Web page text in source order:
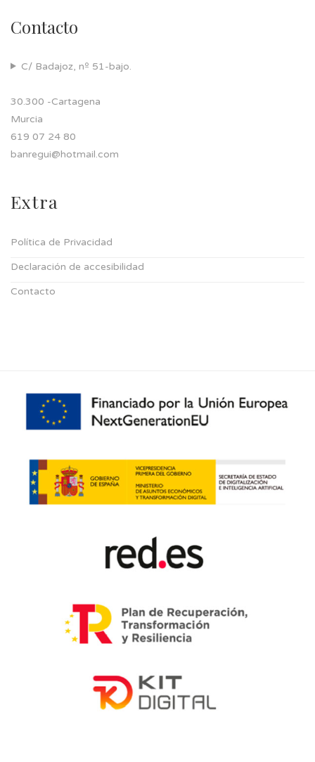
Contacto
C/ Badajoz, nº 51-bajo.
30.300 -Cartagena
Murcia
619 07 24 80
banregui@hotmail.com
Extra
Política de Privacidad
Declaración de accesibilidad
Contacto